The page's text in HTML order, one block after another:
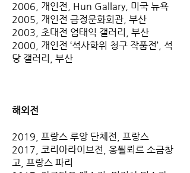
2006, 개인전, Hun Gallary, 미국 뉴욕
2005, 개인전 금정문화회관, 부산
2003, 초대전 엄태익 갤러리, 부산
2000, 개인전 ‘석사학위 청구 작품전’, 석
당 갤러리, 부산
해외전
2019, 프랑스 루앙 단체전, 프랑스
2017, 코리아라이브전, 옹푈뢰르 소금창
고, 프랑스 파리